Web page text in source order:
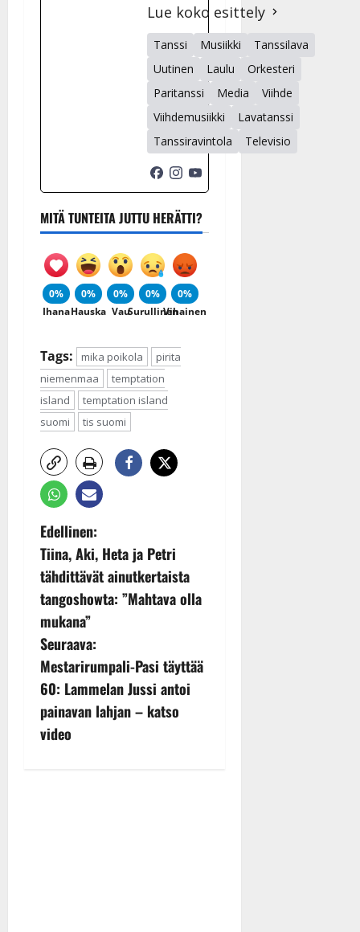
Lue koko esittely
Tanssi Musiikki
Tanssilava
Uutinen
Laulu
Orkesteri
Paritanssi
Media
Viihde
Viihdemusiikki
Lavatanssi
Tanssiravintola
Televisio
MITÄ TUNTEITA JUTTU HERÄTTI?
0%
Ihana
0%
Hauska
0%
Vau
0%
Surullinen
0%
Vihainen
Tags: mika poikola
pirita
niemenmaa
temptation
island
temptation island
suomi
tis suomi
P
o
s
t
n
a
v
Edellinen:
Tiina, Aki, Heta ja Petri
tähdittävät ainutkertaista
tangoshowta: ”Mahtava olla
mukana”
Seuraava:
Mestarirumpali-Pasi täyttää
60: Lammelan Jussi antoi
painavan lahjan – katso
video